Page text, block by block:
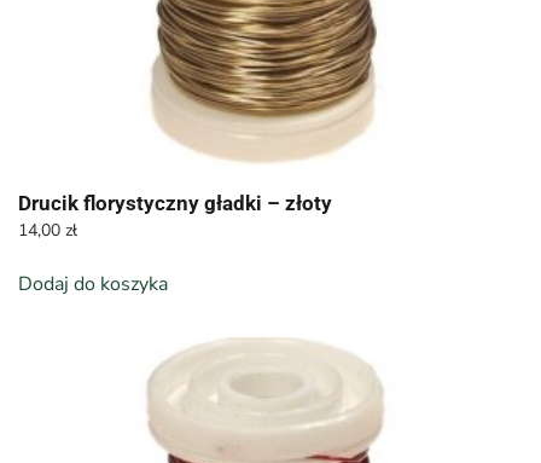
Drucik florystyczny gładki – złoty
14,00 zł
Dodaj do koszyka